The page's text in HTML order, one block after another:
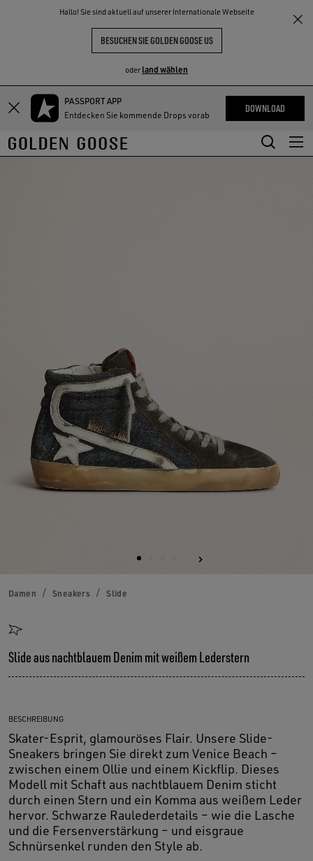
Hallo! Sie sind aktuell auf unserer Internationale Webseite
BESUCHEN SIE GOLDEN GOOSE US
oder land wählen
Zum
Hauptinhalt
springen
Zum
Footer-
Inhalt
springen
PASSPORT APP
Entdecken Sie kommende Drops vorab
DOWNLOAD
ERLEBNISSE THE
COMMUNITY
Damen Sneakers Slide
Slide aus nachtblauem Denim mit weißem Lederstern
BESCHREIBUNG
Skater-Esprit, glamouröses Flair. Unsere Slide-
Sneakers bringen Sie direkt zum Venice Beach –
zwischen einem Ollie und einem Kickflip. Dieses
Modell mit Schaft aus nachtblauem Denim sticht
durch einen Stern und ein Komma aus weißem Leder
hervor. Schwarze Raulederdetails – wie die Lasche
und die Fersenverstärkung – und eisgraue
Schnürsenkel runden den Style ab.